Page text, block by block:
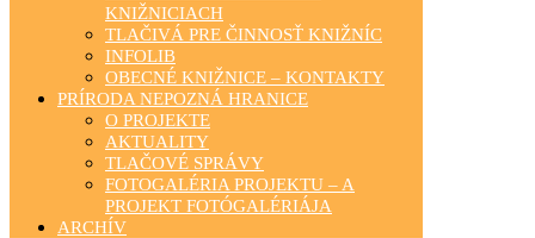
KNIŽNICIACH
TLAČIVÁ PRE ČINNOSŤ KNIŽNÍC
INFOLIB
OBECNÉ KNIŽNICE – KONTAKTY
PRÍRODA NEPOZNÁ HRANICE
O PROJEKTE
AKTUALITY
TLAČOVÉ SPRÁVY
FOTOGALÉRIA PROJEKTU – A
PROJEKT FOTÓGALÉRIÁJA
ARCHÍV